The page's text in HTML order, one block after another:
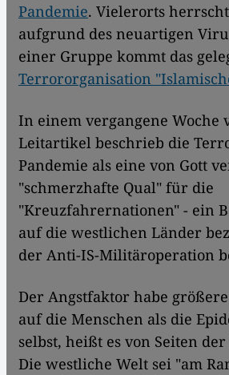
Pandemie. Vielerorts herrscht
aufgrund des neuartigen
einer Gruppe kommt das
Terrororganisation
In einem vergangene Woche
Leitartikel beschrieb die
Pandemie als eine von Gott
"schmerzhafte Qual" für die
"Kreuzfahrernationen" - ein
auf die westlichen Länder
der Anti-IS-Militäroperation
Der Angstfaktor habe
auf die Menschen als die
selbst, heißt es von Seiten
Die westliche Welt sei "am